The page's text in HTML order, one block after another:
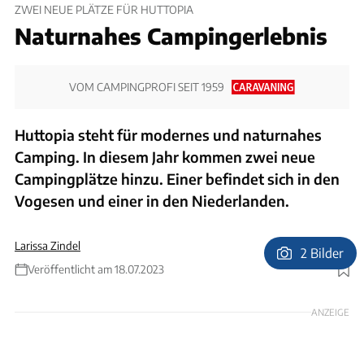
ZWEI NEUE PLÄTZE FÜR HUTTOPIA
Naturnahes Campingerlebnis
VOM CAMPINGPROFI SEIT 1959
Huttopia steht für modernes und naturnahes
Camping. In diesem Jahr kommen zwei neue
Campingplätze hinzu. Einer befindet sich in den
Vogesen und einer in den Niederlanden.
Larissa Zindel
Veröffentlicht am 18.07.2023
Foto: Manu Reyboz
2 Bilder
ANZEIGE